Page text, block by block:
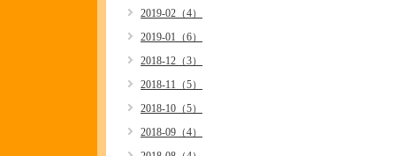
2019-02（4）
2019-01（6）
2018-12（3）
2018-11（5）
2018-10（5）
2018-09（4）